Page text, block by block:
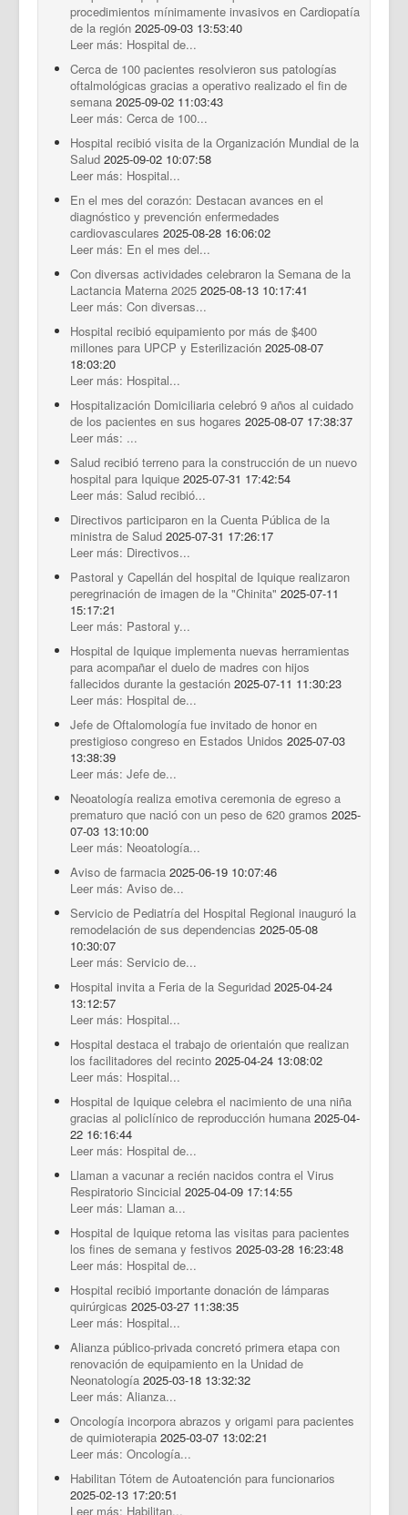
procedimientos mínimamente invasivos en Cardiopatía
de la región 2025-09-03 13:53:40
Leer más: Hospital de...
Cerca de 100 pacientes resolvieron sus patologías
oftalmológicas gracias a operativo realizado el fin de
semana 2025-09-02 11:03:43
Leer más: Cerca de 100...
Hospital recibió visita de la Organización Mundial de la
Salud 2025-09-02 10:07:58
Leer más: Hospital...
En el mes del corazón: Destacan avances en el
diagnóstico y prevención enfermedades
cardiovasculares 2025-08-28 16:06:02
Leer más: En el mes del...
Con diversas actividades celebraron la Semana de la
Lactancia Materna 2025 2025-08-13 10:17:41
Leer más: Con diversas...
Hospital recibió equipamiento por más de $400
millones para UPCP y Esterilización 2025-08-07
18:03:20
Leer más: Hospital...
Hospitalización Domiciliaria celebró 9 años al cuidado
de los pacientes en sus hogares 2025-08-07 17:38:37
Leer más: ...
Salud recibió terreno para la construcción de un nuevo
hospital para Iquique 2025-07-31 17:42:54
Leer más: Salud recibió...
Directivos participaron en la Cuenta Pública de la
ministra de Salud 2025-07-31 17:26:17
Leer más: Directivos...
Pastoral y Capellán del hospital de Iquique realizaron
peregrinación de imagen de la "Chinita" 2025-07-11
15:17:21
Leer más: Pastoral y...
Hospital de Iquique implementa nuevas herramientas
para acompañar el duelo de madres con hijos
fallecidos durante la gestación 2025-07-11 11:30:23
Leer más: Hospital de...
Jefe de Oftalomología fue invitado de honor en
prestigioso congreso en Estados Unidos 2025-07-03
13:38:39
Leer más: Jefe de...
Neoatología realiza emotiva ceremonia de egreso a
prematuro que nació con un peso de 620 gramos 2025-
07-03 13:10:00
Leer más: Neoatología...
Aviso de farmacia 2025-06-19 10:07:46
Leer más: Aviso de...
Servicio de Pediatría del Hospital Regional inauguró la
remodelación de sus dependencias 2025-05-08
10:30:07
Leer más: Servicio de...
Hospital invita a Feria de la Seguridad 2025-04-24
13:12:57
Leer más: Hospital...
Hospital destaca el trabajo de orientaión que realizan
los facilitadores del recinto 2025-04-24 13:08:02
Leer más: Hospital...
Hospital de Iquique celebra el nacimiento de una niña
gracias al policlínico de reproducción humana 2025-04-
22 16:16:44
Leer más: Hospital de...
Llaman a vacunar a recién nacidos contra el Virus
Respiratorio Sincicial 2025-04-09 17:14:55
Leer más: Llaman a...
Hospital de Iquique retoma las visitas para pacientes
los fines de semana y festivos 2025-03-28 16:23:48
Leer más: Hospital de...
Hospital recibió importante donación de lámparas
quirúrgicas 2025-03-27 11:38:35
Leer más: Hospital...
Alianza público-privada concretó primera etapa con
renovación de equipamiento en la Unidad de
Neonatología 2025-03-18 13:32:32
Leer más: Alianza...
Oncología incorpora abrazos y origami para pacientes
de quimioterapia 2025-03-07 13:02:21
Leer más: Oncología...
Habilitan Tótem de Autoatención para funcionarios
2025-02-13 17:20:51
Leer más: Habilitan...